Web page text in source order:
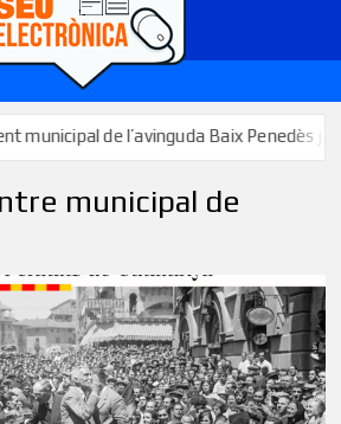
Baix Penedès ja està
municipal de